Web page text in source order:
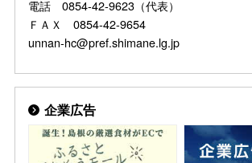
電話 0854-42-9623（代表）
ＦＡＸ 0854-42-9654
unnan-hc@pref.shimane.lg.jp
企業広告